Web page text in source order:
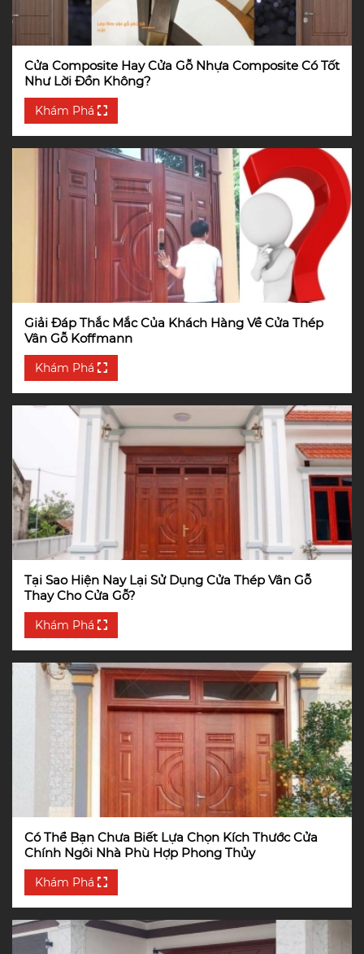
Cửa Composite Hay Cửa Gỗ Nhựa Composite Có Tốt
Như Lời Đồn Không?
Khám Phá
Giải Đáp Thắc Mắc Của Khách Hàng Về Cửa Thép
Vân Gỗ Koffmann
Khám Phá
Tại Sao Hiện Nay Lại Sử Dụng Cửa Thép Vân Gỗ
Thay Cho Cửa Gỗ?
Khám Phá
Có Thể Bạn Chưa Biết Lựa Chọn Kích Thước Cửa
Chính Ngôi Nhà Phù Hợp Phong Thủy
Khám Phá